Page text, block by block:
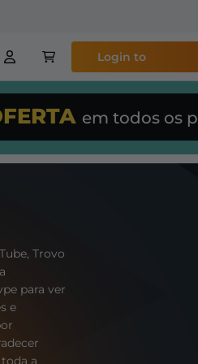
ferramenta de
Login to
em todos os
Trovo
para ver
e
a